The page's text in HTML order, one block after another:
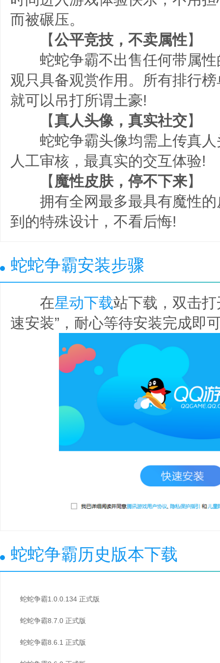
而被碾压。
【公平竞技，不卖属性】
蛇蛇争霸不出售任何带属性
观只具备观赏作用。所有排行
就可以吊打所谓土豪!
【真人头像，真实社交】
蛇蛇争霸头像均需上传真人
人工审核，最真实的交互体验!
【 魔性皮肤，停不下来】
拥有全网最多最具有魔性的
到的特殊设计，不看后悔!
蛇蛇争霸安装步骤
在星动下载站下载，双击
速安装”，耐心等待安装完成即
蛇蛇争霸历史版本下载
蛇蛇争霸1.0.0.134 正式版
蛇蛇争霸8.7.0 正式版
蛇蛇争霸8.6.1 正式版